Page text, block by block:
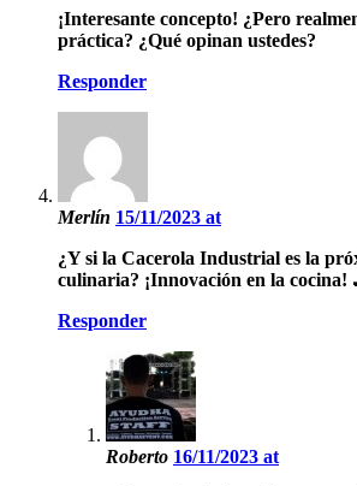
¡Interesante concepto! ¿Pero
práctica? ¿Qué opinan ustedes?
Responder
Merlín 15/11/2023 at
¿Y si la Cacerola Industrial es la
culinaria? ¡Innovación en la cocina!
Responder
Roberto 16/11/2023 at